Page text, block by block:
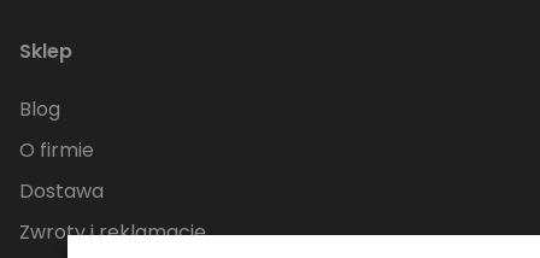
Sklep
Blog
O firmie
Dostawa
Zwroty i reklamacje